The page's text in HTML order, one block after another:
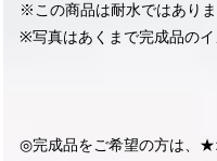
※この商品は耐水ではありま
※写真はあくまで完成品のイ
◎完成品をご希望の方は、